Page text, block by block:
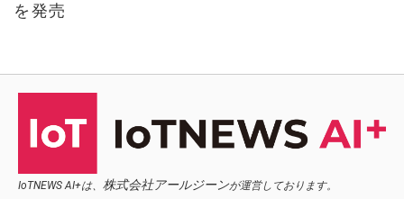
を発売
IoTNEWS AI+は、 株式会社アールジーンが運営しております。